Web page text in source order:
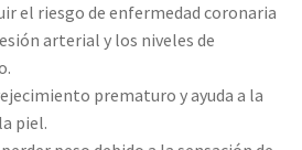
el riesgo de enfermedad coronaria
arterial y los niveles de
prematuro y ayuda a la
piel.